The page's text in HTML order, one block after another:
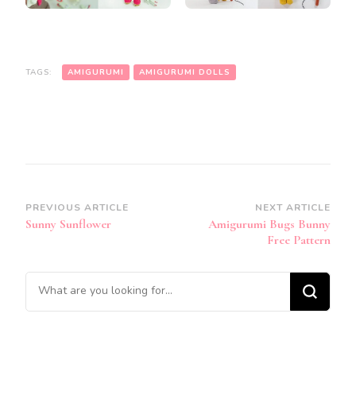
TAGS: AMIGURUMI AMIGURUMI DOLLS
Post
Navigation
PREVIOUS ARTICLE
Sunny Sunflower
NEXT ARTICLE
Amigurumi Bugs Bunny
Free Pattern
Looking
for